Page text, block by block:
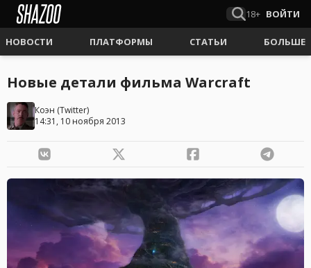
18+ ВОЙТИ
НОВОСТИ ПЛАТФОРМЫ СТАТЬИ БОЛЬШЕ
Новые детали фильма Warcraft
Коэн (Twitter)
14:31, 10 ноября 2013